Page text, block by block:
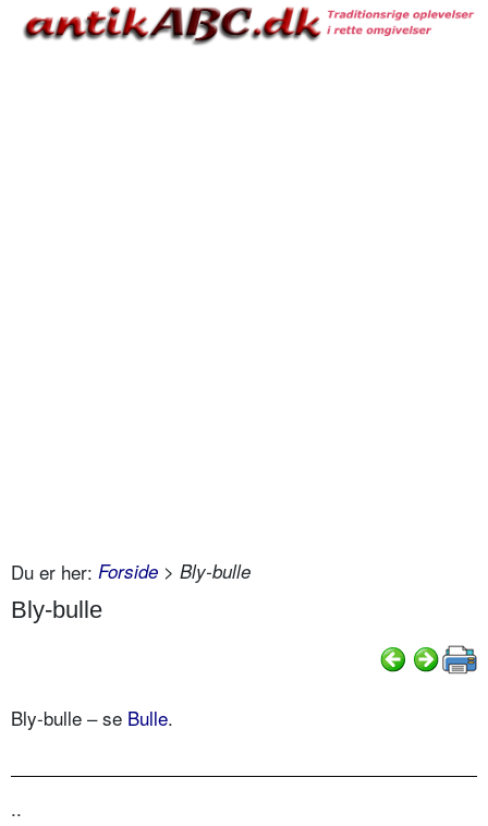
Du er her: Forside > Bly-bulle
Bly-bulle
Bly-bulle – se Bulle.
..